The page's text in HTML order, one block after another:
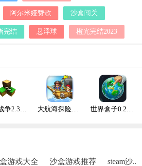
阿尔米娅赞歌 沙盒闯关
完结 悬浮球 橙光完结2023
生存战争2.3扩展版远古之旅 大航海探险物语 世界盒子0.22.9全物品解锁
游戏大全 沙盒游戏推荐 steam沙..